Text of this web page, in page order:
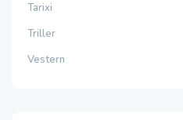
Tarixi
Triller
Vestern